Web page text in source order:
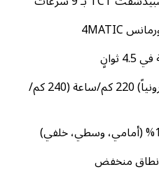
• السرعة القصوى (محدودة إلكترونياً) 220 كم/ساعة (240 كم/
نطاق منخفض